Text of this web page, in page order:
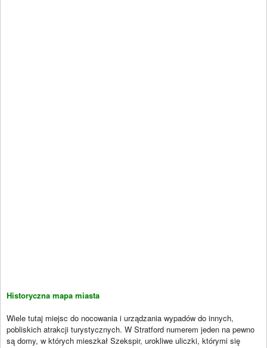
Historyczna mapa miasta
Wiele tutaj miejsc do nocowania i urządzania wypadów do innych,
pobliskich atrakcji turystycznych. W Stratford numerem jeden na pewno
są domy, w których mieszkał Szekspir, urokliwe uliczki, którymi się